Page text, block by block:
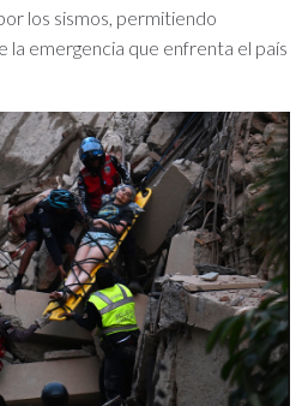
los sismos, permitiendo
la emergencia que enfrenta el país